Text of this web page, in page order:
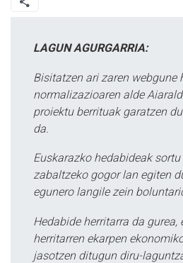
LAGUN AGURGARRIA:
Bisitatzen ari zaren webgune
normalizazioaren alde
proiektu berrituak garatzen
da.
Euskarazko hedabideak
zabaltzeko gogor lan egiten
egunero langile zein
Hedabide herritarra da gurea,
herritarren ekarpen
jasotzen ditugun diru-